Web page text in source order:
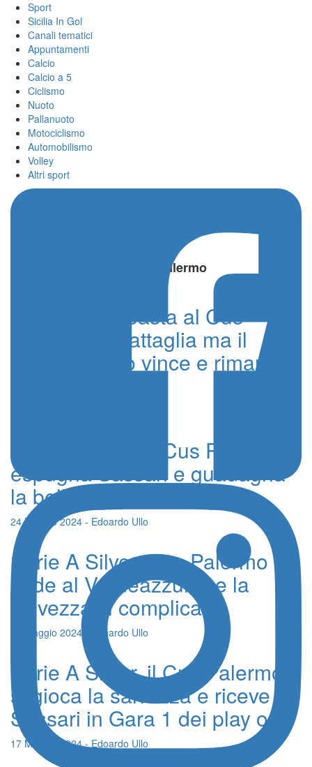
Sport
Sicilia In Gol
Canali tematici
Appuntamenti
Calcio
Calcio a 5
Ciclismo
Nuoto
Pallanuoto
Motociclismo
Automobilismo
Volley
Altri sport
Re Borbone Cus Palermo
Il cuore non basta al Cus
Palermo, è battaglia ma il
Verdeazzurro vince e rimane in
Serie A Silver, il Cus Palermo
espugna Sassari e guadagna
la bella per la salvezza
24 Maggio 2024 - Edoardo Ullo
Serie A Silver, Cus Palermo
cede al Verdeazzurro e la
salvezza si complica
19 Maggio 2024 - Edoardo Ullo
Serie A Silver, il Cus Palermo
si gioca la salvezza e riceve
Sassari in Gara 1 dei play out
17 Maggio 2024 - Edoardo Ullo